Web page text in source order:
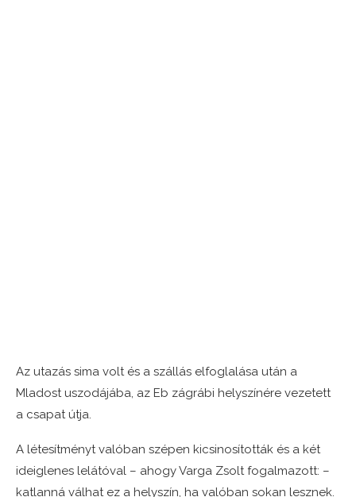
Az utazás sima volt és a szállás elfoglalása után a
Mladost uszodájába, az Eb zágrábi helyszínére vezetett
a csapat útja.
A létesítményt valóban szépen kicsinosították és a két
ideiglenes lelátóval – ahogy Varga Zsolt fogalmazott: –
katlanná válhat ez a helyszín, ha valóban sokan lesznek.